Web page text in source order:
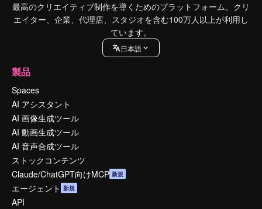
最高のクリエイティブ制作を導くためのプラットフォーム。クリ
エイター、企業、代理店、スタジオを含む100万人以上が利用し
ています。
日本語
製品
Spaces
AI アシスタント
AI 画像生成ツール
AI 動画生成ツール
AI 音声合成ツール
ストックコンテンツ
Claude/ChatGPT向けMCP 新規
エージェント 新規
API